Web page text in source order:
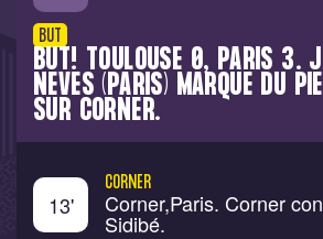
BUT
BUT! TOULOUSE 0, PARIS 3.
NEVES (PARIS) MARQUE DU
SUR CORNER.
13'
CORNER
Corner,Paris. Corner
Sidibé.